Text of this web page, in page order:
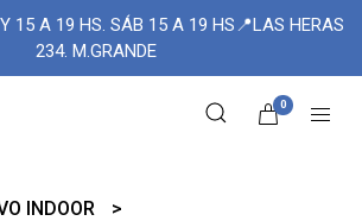
15 A 19 HS. SÁB 15 A 19 HS📍LAS HERAS
234. M.GRANDE
0
INDOOR